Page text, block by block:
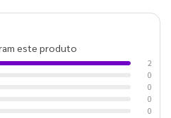
este produto
2
0
0
0
0